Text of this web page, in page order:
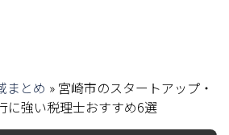
まとめ » 宮崎市のスタートアップ・
に強い税理士おすすめ6選